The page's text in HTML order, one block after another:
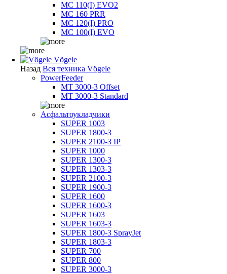
MC 110(I) EVO2
MC 160 PRR
MC 120(I) PRO
MC 100(I) EVO
Vögele
Назад Вся техника Vögele
PowerFeeder
MT 3000-3 Offset
MT 3000-3 Standard
Асфальтоукладчики
SUPER 1003
SUPER 1800-3
SUPER 2100-3 IP
SUPER 1000
SUPER 1300-3
SUPER 1303-3
SUPER 2100-3
SUPER 1900-3
SUPER 1600
SUPER 1600-3
SUPER 1603
SUPER 1603-3
SUPER 1800-3 SprayJet
SUPER 1803-3
SUPER 700
SUPER 800
SUPER 3000-3